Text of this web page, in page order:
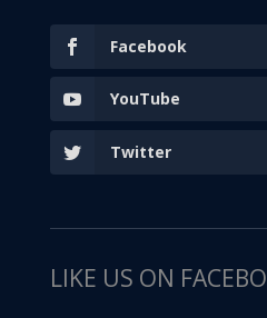
Facebook
YouTube
Twitter
LIKE US ON